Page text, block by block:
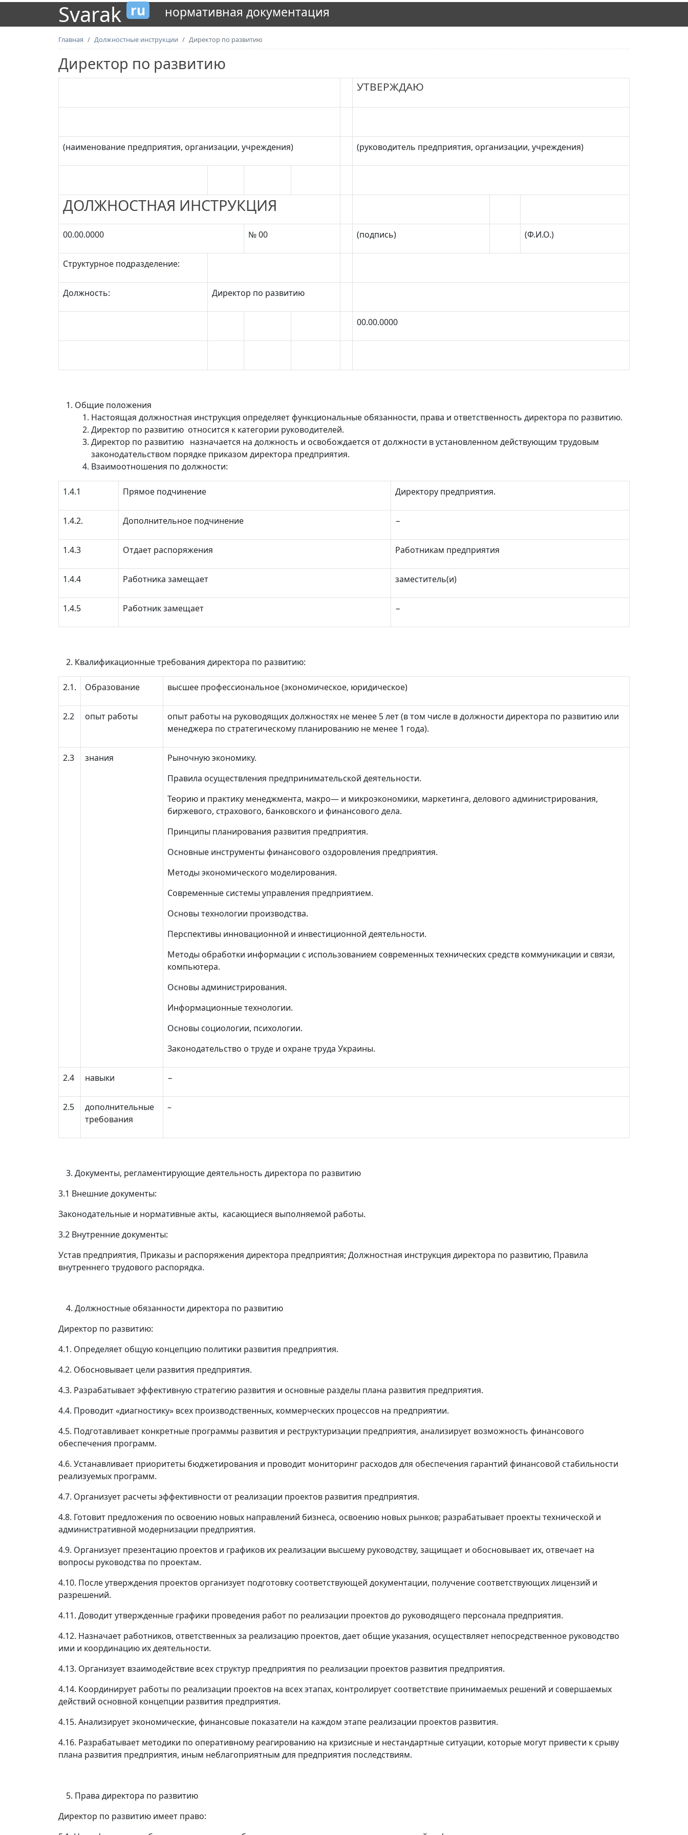
Svarak ru нормативная документация
Главная Должностные инструкции Директор по развитию
Директор по развитию
УТВЕРЖДАЮ
(наименование предприятия, организации, учреждения) (руководитель предприятия, организации, учреждения)
ДОЛЖНОСТНАЯ ИНСТРУКЦИЯ
00.00.0000 № 00 (подпись) (Ф.И.О.)
Структурное подразделение:
Должность: Директор по развитию
00.00.0000
Общие положения
Настоящая должностная инструкция определяет функциональные обязанности, права и ответственность директора по развитию.
Директор по развитию относится к категории руководителей.
Директор по развитию назначается на должность и освобождается от должности в установленном действующим трудовым
законодательством порядке приказом директора предприятия.
Взаимоотношения по должности:
1.4.1 Прямое подчинение Директору предприятия.
1.4.2. Дополнительное подчинение −
1.4.3 Отдает распоряжения Работникам предприятия
1.4.4 Работника замещает заместитель(и)
1.4.5 Работник замещает −
Квалификационные требования директора по развитию:
2.1. Образование высшее профессиональное (экономическое, юридическое)
2.2 опыт работы
опыт работы на руководящих должностях не менее 5 лет (в том числе в должности директора по развитию или
менеджера по стратегическому планированию не менее 1 года).
2.3 знания
Рыночную экономику.
Правила осуществления предпринимательской деятельности.
Теорию и практику менеджмента, макро— и микроэкономики, маркетинга, делового администрирования,
биржевого, страхового, банковского и финансового дела.
Принципы планирования развития предприятия.
Основные инструменты финансового оздоровления предприятия.
Методы экономического моделирования.
Современные системы управления предприятием.
Основы технологии производства.
Перспективы инновационной и инвестиционной деятельности.
Методы обработки информации с использованием современных технических средств коммуникации и связи,
компьютера.
Основы администрирования.
Информационные технологии.
Основы социологии, психологии.
Законодательство о труде и охране труда Украины.
2.4 навыки −
2.5
дополнительные
требования
–
Документы, регламентирующие деятельность директора по развитию
3.1 Внешние документы:
Законодательные и нормативные акты, касающиеся выполняемой работы.
3.2 Внутренние документы:
Устав предприятия, Приказы и распоряжения директора предприятия; Должностная инструкция директора по развитию, Правила
внутреннего трудового распорядка.
Должностные обязанности директора по развитию
Директор по развитию:
4.1. Определяет общую концепцию политики развития предприятия.
4.2. Обосновывает цели развития предприятия.
4.3. Разрабатывает эффективную стратегию развития и основные разделы плана развития предприятия.
4.4. Проводит «диагностику» всех производственных, коммерческих процессов на предприятии.
4.5. Подготавливает конкретные программы развития и реструктуризации предприятия, анализирует возможность финансового
обеспечения программ.
4.6. Устанавливает приоритеты бюджетирования и проводит мониторинг расходов для обеспечения гарантий финансовой стабильности
реализуемых программ.
4.7. Организует расчеты эффективности от реализации проектов развития предприятия.
4.8. Готовит предложения по освоению новых направлений бизнеса, освоению новых рынков; разрабатывает проекты технической и
административной модернизации предприятия.
4.9. Организует презентацию проектов и графиков их реализации высшему руководству, защищает и обосновывает их, отвечает на
вопросы руководства по проектам.
4.10. После утверждения проектов организует подготовку соответствующей документации, получение соответствующих лицензий и
разрешений.
4.11. Доводит утвержденные графики проведения работ по реализации проектов до руководящего персонала предприятия.
4.12. Назначает работников, ответственных за реализацию проектов, дает общие указания, осуществляет непосредственное руководство
ими и координацию их деятельности.
4.13. Организует взаимодействие всех структур предприятия по реализации проектов развития предприятия.
4.14. Координирует работы по реализации проектов на всех этапах, контролирует соответствие принимаемых решений и совершаемых
действий основной концепции развития предприятия.
4.15. Анализирует экономические, финансовые показатели на каждом этапе реализации проектов развития.
4.16. Разрабатывает методики по оперативному реагированию на кризисные и нестандартные ситуации, которые могут привести к срыву
плана развития предприятия, иным неблагоприятным для предприятия последствиям.
Права директора по развитию
Директор по развитию имеет право: